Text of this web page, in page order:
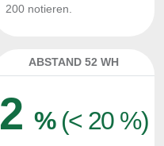
200 notieren.
ABSTAND 52 WH
2 % (< 20 %)